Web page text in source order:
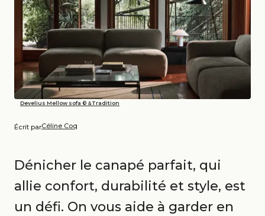
Develius Mellow sofa © &Tradition
Écrit parCéline Coq
Dénicher le canapé parfait, qui
allie confort, durabilité et style, est
un défi. On vous aide à garder en